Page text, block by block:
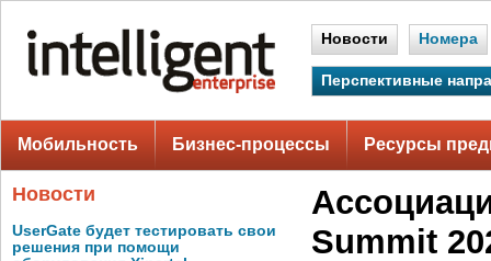
Новости Номера
Перспективные
Мобильность Бизнес-процессы Ресурсы
Новости
UserGate будет тестировать свои
решения при помощи
Summit